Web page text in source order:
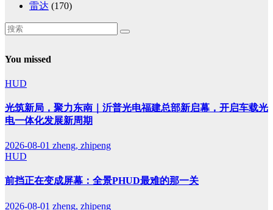
雷达 (170)
You missed
HUD
光筑新局，聚力东南｜沂普光电福建总部新启幕，开启车载光
电一体化发展新周期
2026-08-01 zheng, zhipeng
HUD
前挡正在变成屏幕：全景PHUD最难的那一关
2026-08-01 zheng, zhipeng